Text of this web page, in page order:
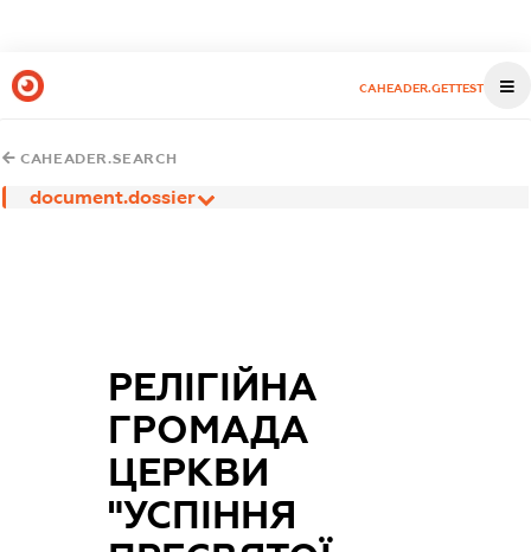
CAHEADER.GETTEST
CAHEADER.SEARCH
document.dossier
РЕЛІГІЙНА
ГРОМАДА
ЦЕРКВИ
"УСПІННЯ